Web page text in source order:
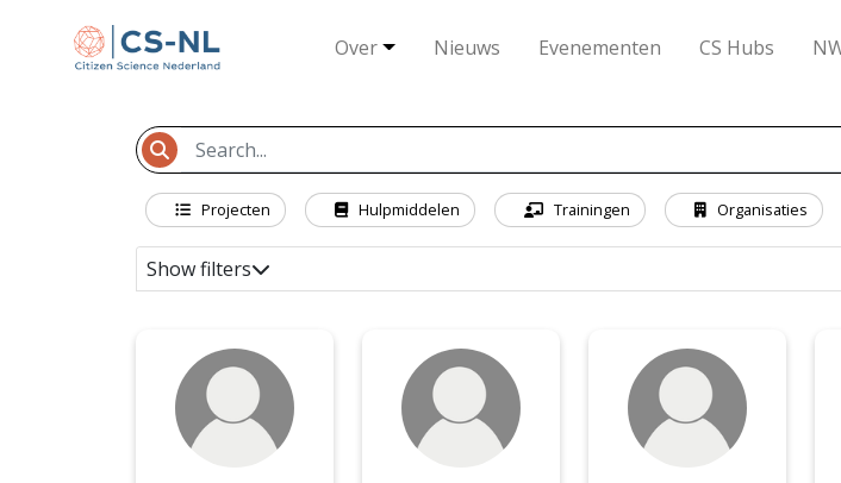
Over Nieuws Evenementen CS Hubs
Projecten Hulpmiddelen Trainingen Organisaties
Show filters